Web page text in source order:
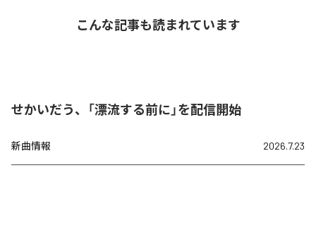
こんな記事も読まれています
せかいだう、「漂流する前に」を配信開始
新曲情報 2026.7.23